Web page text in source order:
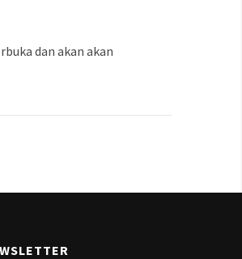
dan akan akan